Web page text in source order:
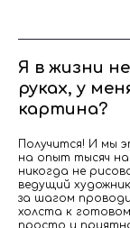
Я в жизни
руках, у
картина?
Получится! И мы
на опыт тысяч
никогда не
ведущий
за шагом
холста к
просто и
Она знает,
лишние
пора
музыку и кому